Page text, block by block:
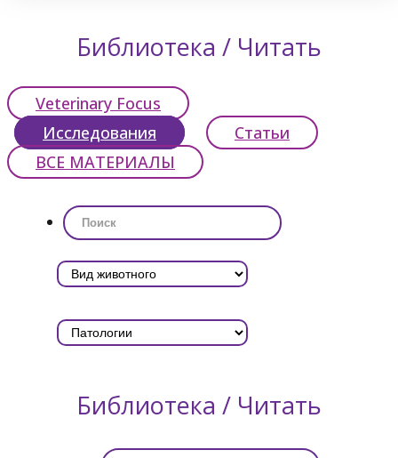
Библиотека / Читать
Veterinary Focus
Исследования
Статьи
ВСЕ МАТЕРИАЛЫ
Библиотека / Читать